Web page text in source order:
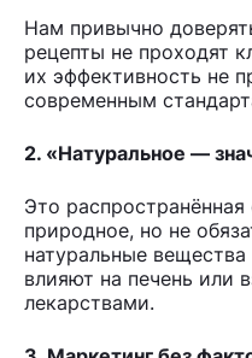
Нам привычно
рецепты не проходят
их эффективность не
современным
2. «Натуральное —
Это
природное, но не
натуральные
влияют на печень или
лекарствами.